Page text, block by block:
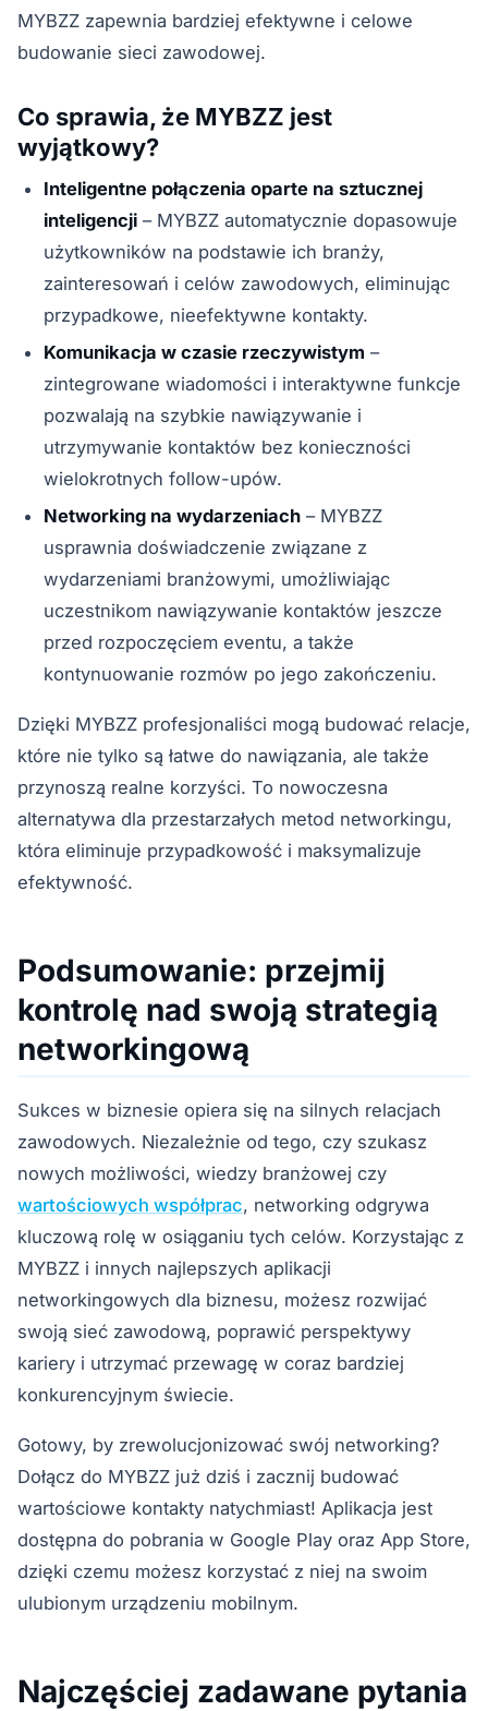
MYBZZ zapewnia bardziej efektywne i celowe
budowanie sieci zawodowej.
Co sprawia, że MYBZZ jest
wyjątkowy?
Inteligentne połączenia oparte na sztucznej
inteligencji – MYBZZ automatycznie dopasowuje
użytkowników na podstawie ich branży,
zainteresowań i celów zawodowych, eliminując
przypadkowe, nieefektywne kontakty.
Komunikacja w czasie rzeczywistym –
zintegrowane wiadomości i interaktywne funkcje
pozwalają na szybkie nawiązywanie i
utrzymywanie kontaktów bez konieczności
wielokrotnych follow-upów.
Networking na wydarzeniach – MYBZZ
usprawnia doświadczenie związane z
wydarzeniami branżowymi, umożliwiając
uczestnikom nawiązywanie kontaktów jeszcze
przed rozpoczęciem eventu, a także
kontynuowanie rozmów po jego zakończeniu.
Dzięki MYBZZ profesjonaliści mogą budować relacje,
które nie tylko są łatwe do nawiązania, ale także
przynoszą realne korzyści. To nowoczesna
alternatywa dla przestarzałych metod networkingu,
która eliminuje przypadkowość i maksymalizuje
efektywność.
Podsumowanie: przejmij
kontrolę nad swoją strategią
networkingową
Sukces w biznesie opiera się na silnych relacjach
zawodowych. Niezależnie od tego, czy szukasz
nowych możliwości, wiedzy branżowej czy
wartościowych współprac, networking odgrywa
kluczową rolę w osiąganiu tych celów. Korzystając z
MYBZZ i innych najlepszych aplikacji
networkingowych dla biznesu, możesz rozwijać
swoją sieć zawodową, poprawić perspektywy
kariery i utrzymać przewagę w coraz bardziej
konkurencyjnym świecie.
Gotowy, by zrewolucjonizować swój networking?
Dołącz do MYBZZ już dziś i zacznij budować
wartościowe kontakty natychmiast! Aplikacja jest
dostępna do pobrania w Google Play oraz App Store,
dzięki czemu możesz korzystać z niej na swoim
ulubionym urządzeniu mobilnym.
Najczęściej zadawane pytania